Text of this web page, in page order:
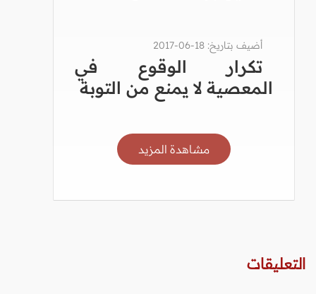
أضيف بتاريخ: 18-06-2017
تكرار الوقوع في
المعصية لا يمنع من التوبة
مشاهدة المزيد
التعليقات